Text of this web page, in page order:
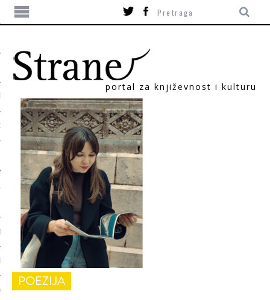
portal za književnost i kulturu
POEZIJA